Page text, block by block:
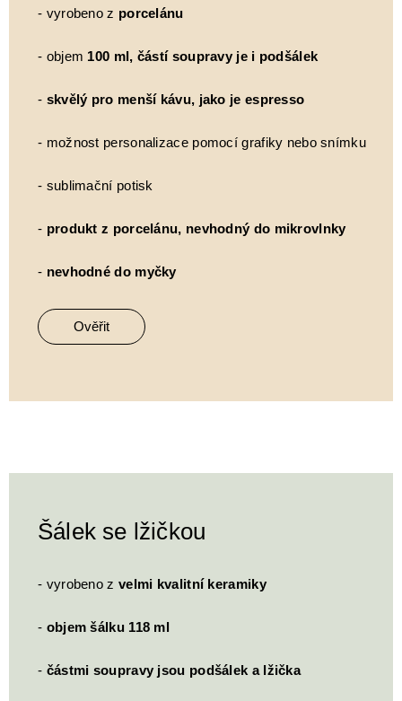
- vyrobeno z porcelánu
- objem 100 ml, částí soupravy je i podšálek
- skvělý pro menší kávu, jako je espresso
- možnost personalizace pomocí grafiky nebo snímku
- sublimační potisk
- produkt z porcelánu, nevhodný do mikrovlnky
- nevhodné do myčky
Ověřit
Šálek se lžičkou
- vyrobeno z velmi kvalitní keramiky
- objem šálku 118 ml
- částmi soupravy jsou podšálek a lžička